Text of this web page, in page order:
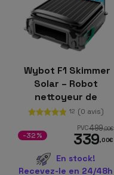
Wybot F1 Skimmer
Solar – Robot
nettoyeur de
piscine
12 (0 avis)
PVC499,00€
339,00€
-32%
En stock!
Recevez-le en 24/48h